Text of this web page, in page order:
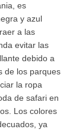
es
y azul
a las
evitar las
debido a
de los parques
la ropa
de safari en
Los colores
ya